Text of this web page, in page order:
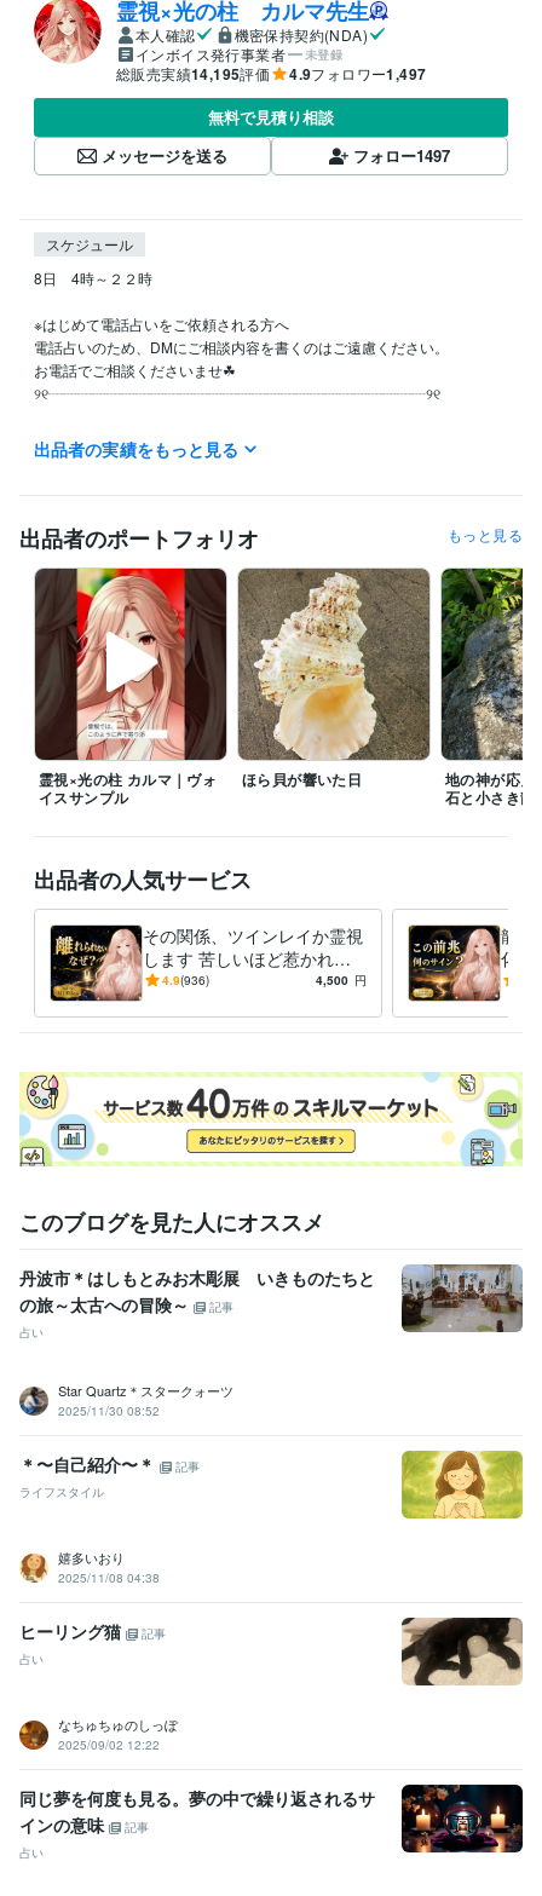
霊視×光の柱 カルマ先生
本人確認
機密保持契約(NDA)
インボイス発行事業者
未登録
総販売実績14,195評価 4.9フォロワー1,497
無料で見積り相談
メッセージを送る
フォロー1497
スケジュール
8日　4時～２２時
※はじめて電話占いをご依頼される方へ
電話占いのため、DMにご相談内容を書くのはご遠慮ください。
お電話でご相談くださいませ☘
୨୧┈┈┈┈┈┈┈┈┈┈┈┈┈┈┈┈┈┈┈┈┈┈┈┈┈┈୨୧
経験職種
ココナラ販売実績5,000件達成!! ココナラプラチナランク達成‼ マヤ
暦講座　おすすめランキング１位！ シングルマザーの悩み、愚痴
おすすめランキング１位！
不倫タロット部門　おすすめランキング
第1位！ ココナラ販売実績６,000件達成!! 離婚占い部門　ランキン
グ順１位 ブループリント　ランキング順１位 ソウルプランリーディ
ング　鑑定件数1,000件達成！ フォロワーさん、900人☆ありがとう
ございます！ LGBT電話相談　おすすめランキング１位
HSPさん
のお悩み★電話占い　おすすめランキング１位 ココナラ販売実績７
０００件突破！ フォロワーさん、１０００人達成★感謝致します！
ココナラ販売実績8,000件達成!! 【恋愛　タロット占い部門】ランキ
ング１位／７２８件✨
得意分野
占い リーディング養成講座
リンング講座
恋愛 運命 魂の目的 才能 試練 リーディング チャネリング
占い 霊視 スターシード鑑定
霊 リーディング
英語 日常会話レベル
出品者の実績をもっと見る
出品者のポートフォリオ もっと見る
霊視×光の柱 カルマ｜ヴォ
イスサンプル
ほら貝が響いた日
地の神が応
石と小さき龍
出品者の人気サービス
その関係、ツインレイか霊視
します 苦しいほど惹かれる
理由を読み解きます
4.9(936) 4,500 円
龍神
化の
今、
このブログを見た人にオススメ
丹波市＊はしもとみお木彫展 いきものたちと
の旅～太古への冒険～
記事
占い
Star Quartz＊スタークォーツ
2025/11/30 08:52
＊〜自己紹介〜＊
記事
ライフスタイル
嬉多いおり
2025/11/08 04:38
ヒーリング猫
記事
占い
なちゅちゅのしっぽ
2025/09/02 12:22
同じ夢を何度も見る。夢の中で繰り返されるサ
インの意味
記事
占い